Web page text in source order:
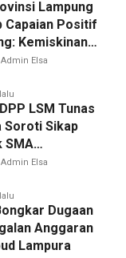
Lampung
Capaian Positif
Kemiskinan
Terkendali,
Admin Elsa
LSM Tunas
Soroti Sikap
SMA
Soal
Admin Elsa
Dugaan
Anggaran
Lampura